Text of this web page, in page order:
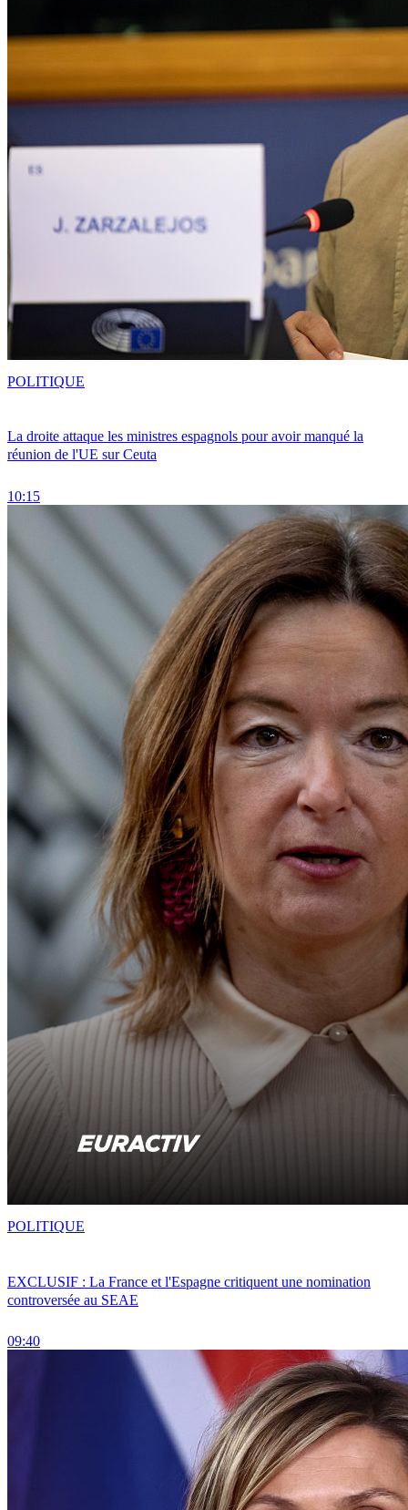
La droite attaque les ministres espagnols pour avoir manqué la
réunion de l'UE sur Ceuta
10:15
POLITIQUE
EXCLUSIF : La France et l'Espagne critiquent une nomination
controversée au SEAE
09:40
POLITIQUE